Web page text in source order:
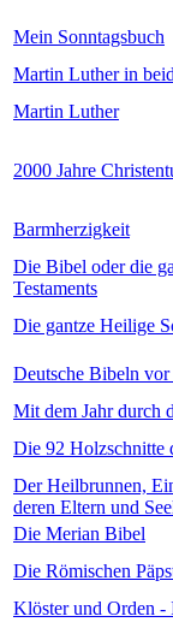
Mein Sonntagsbuch
Martin Luther in
Martin Luther
2000 Jahre
Barmherzigkeit
Die Bibel oder die
Testaments
Die gantze Heilige
Deutsche Bibeln
Mit dem Jahr durch
Die 92 Holzschnitte
Der Heilbrunnen,
deren Eltern und
Die Merian Bibel
Die Römischen
Klöster und Orden -